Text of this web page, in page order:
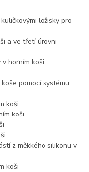
ložisky pro
a ve třetí úrovni
horním koši
pomocí systému
koši
koši
z měkkého silikonu v
koši